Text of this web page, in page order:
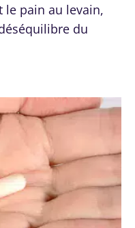
le pain au levain,
du